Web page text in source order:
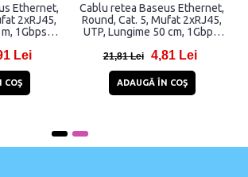
VAP-
5e,
Cablu retea Baseus Ethernet,
Round, Cat. 6, Mufat 2xRJ45,
UTP, Lungime 2 m, 1Gbps,
23,82 Lei 8,82 Lei
ADAUGĂ ÎN COŞ
Cablu